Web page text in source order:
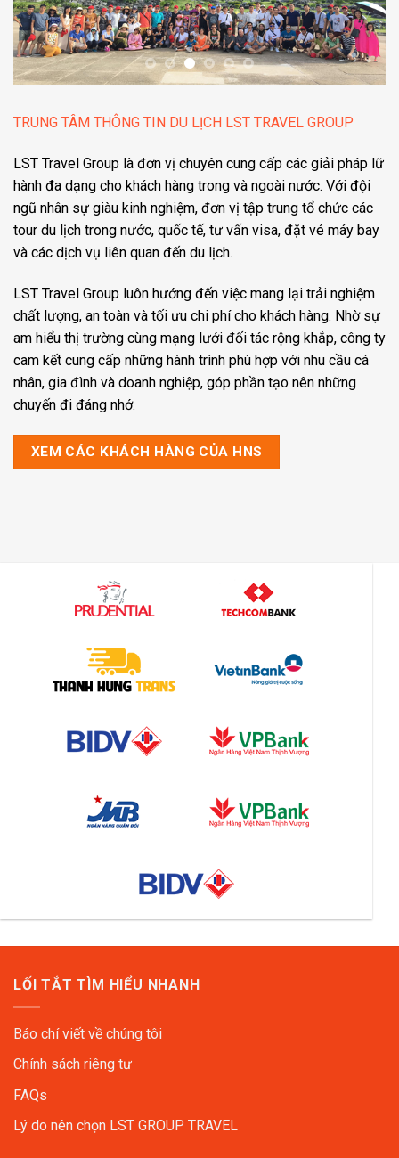
TRUNG TÂM THÔNG TIN DU LỊCH LST TRAVEL GROUP
LST Travel Group là đơn vị chuyên cung cấp các giải pháp lữ
hành đa dạng cho khách hàng trong và ngoài nước. Với đội
ngũ nhân sự giàu kinh nghiệm, đơn vị tập trung tổ chức các
tour du lịch trong nước, quốc tế, tư vấn visa, đặt vé máy bay
và các dịch vụ liên quan đến du lịch.
LST Travel Group luôn hướng đến việc mang lại trải nghiệm
chất lượng, an toàn và tối ưu chi phí cho khách hàng. Nhờ sự
am hiểu thị trường cùng mạng lưới đối tác rộng khắp, công ty
cam kết cung cấp những hành trình phù hợp với nhu cầu cá
nhân, gia đình và doanh nghiệp, góp phần tạo nên những
chuyến đi đáng nhớ.
XEM CÁC KHÁCH HÀNG CỦA HNS
LỐI TẮT TÌM HIỂU NHANH
Báo chí viết về chúng tôi
Chính sách riêng tư
FAQs
Lý do nên chọn LST GROUP TRAVEL